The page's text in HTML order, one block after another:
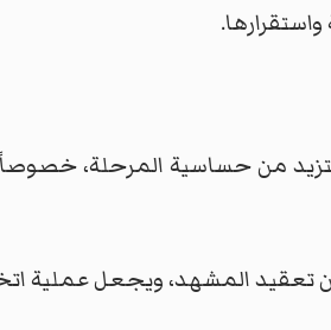
من حساسية المرحلة، خصوصاً
من تعقيد المشهد، ويجعل عملية